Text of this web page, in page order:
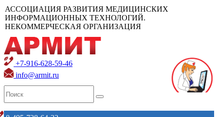
АССОЦИАЦИЯ РАЗВИТИЯ МЕДИЦИНСКИХ
ИНФОРМАЦИОННЫХ ТЕХНОЛОГИЙ.
НЕКОММЕРЧЕСКАЯ ОРГАНИЗАЦИЯ
+7-916-628-59-46
info@armit.ru